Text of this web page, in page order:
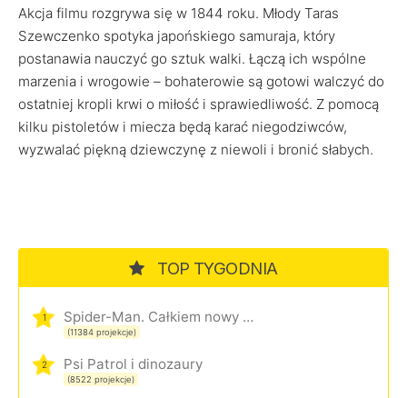
Akcja filmu rozgrywa się w 1844 roku. Młody Taras
Szewczenko spotyka japońskiego samuraja, który
postanawia nauczyć go sztuk walki. Łączą ich wspólne
marzenia i wrogowie – bohaterowie są gotowi walczyć do
ostatniej kropli krwi o miłość i sprawiedliwość. Z pomocą
kilku pistoletów i miecza będą karać niegodziwców,
wyzwalać piękną dziewczynę z niewoli i bronić słabych.
TOP TYGODNIA
1 Spider-Man. Całkiem nowy dzień
(11384 projekcje)
2 Psi Patrol i dinozaury
(8522 projekcje)